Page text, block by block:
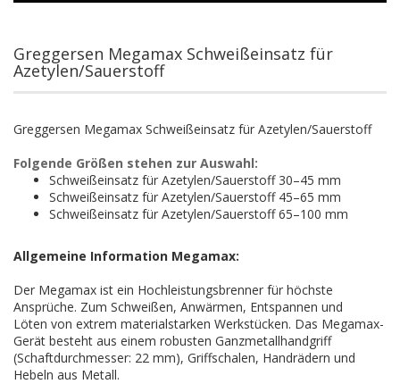
Greggersen Megamax Schweißeinsatz für
Azetylen/Sauerstoff
Greggersen Megamax Schweißeinsatz für Azetylen/Sauerstoff
Folgende Größen stehen zur Auswahl:
Schweißeinsatz für Azetylen/Sauerstoff 30–45 mm
Schweißeinsatz für Azetylen/Sauerstoff 45–65 mm
Schweißeinsatz für Azetylen/Sauerstoff 65–100 mm
Allgemeine Information Megamax:
Der Megamax ist ein Hochleistungsbrenner für höchste
Ansprüche. Zum Schweißen, Anwärmen, Entspannen und
Löten von extrem materialstarken Werkstücken. Das Megamax-
Gerät besteht aus einem robusten Ganzmetallhandgriff
(Schaftdurchmesser: 22 mm), Griffschalen, Handrädern und
Hebeln aus Metall.